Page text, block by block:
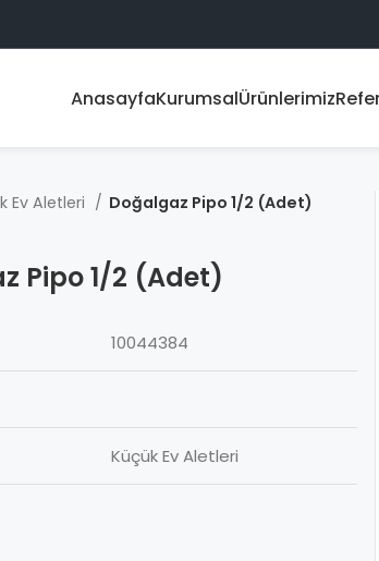
AnasayfaKurumsalÜrünlerimiz
Ev Aletleri Doğalgaz Pipo 1/2 (Adet)
Pipo 1/2 (Adet)
10044384
Küçük Ev Aletleri